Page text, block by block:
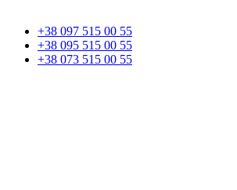
+38 097 515 00 55
+38 095 515 00 55
+38 073 515 00 55